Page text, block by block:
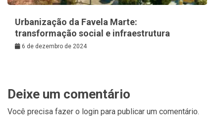
Urbanização da Favela Marte:
transformação social e infraestrutura
6 de dezembro de 2024
Deixe um comentário
Você precisa fazer o login para publicar um comentário.